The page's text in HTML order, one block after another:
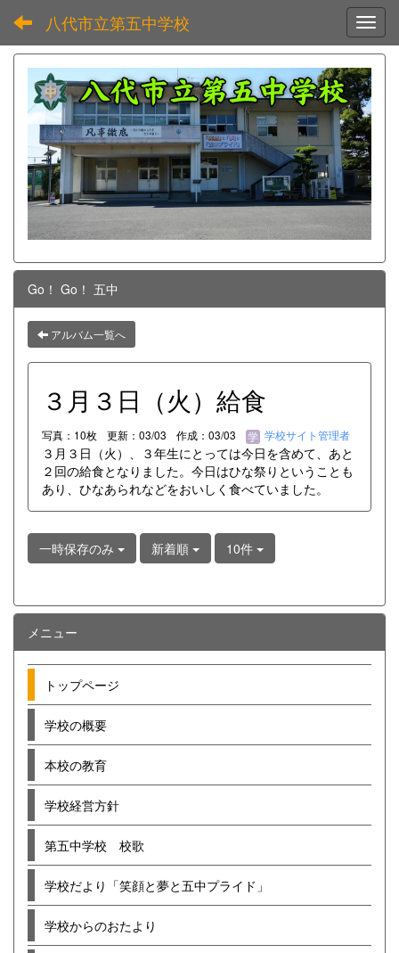
八代市立第五中学校
Go！ Go！ 五中
アルバム一覧へ
３月３日（火）給食
写真：10枚 更新：03/03 作成：03/03 学校サイト管理者
３月３日（火）、３年生にとっては今日を含めて、あと
２回の給食となりました。今日はひな祭りということも
あり、ひなあられなどをおいしく食べていました。
一時保存のみ 新着順 10件
メニュー
トップページ
学校の概要
本校の教育
学校経営方針
第五中学校 校歌
学校だより「笑顔と夢と五中プライド」
学校からのおたより